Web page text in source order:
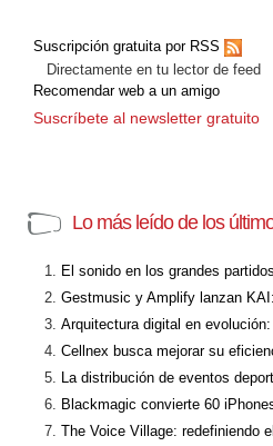
Suscripción gratuita por RSS
Directamente en tu lector de feed
Recomendar web a un amigo
Suscríbete al newsletter gratuito
Lo más leído de los
El sonido en los grandes
Gestmusic y Amplify lanzan
Arquitectura digital en
Cellnex busca mejorar su
La distribución de eventos
Blackmagic convierte 60
The Voice Village: redefiniendo